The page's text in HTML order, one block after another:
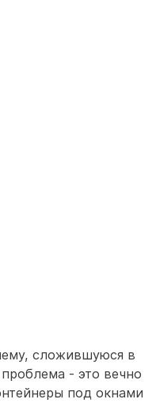
сложившуюся в
- это вечно
под окнами